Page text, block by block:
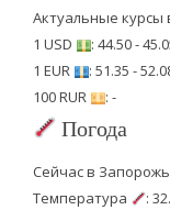
Актуальные курсы
1 USD
: 44.50 -
1 EUR
: 51.35 -
100 RUR
: -
Погода
Сейчас в
Температура
: